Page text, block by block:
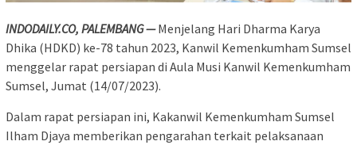
INDODAILY.CO, PALEMBANG — Menjelang Hari Dharma Karya
Dhika (HDKD) ke-78 tahun 2023, Kanwil Kemenkumham Sumsel
menggelar rapat persiapan di Aula Musi Kanwil Kemenkumham
Sumsel, Jumat (14/07/2023).
Dalam rapat persiapan ini, Kakanwil Kemenkumham Sumsel
Ilham Djaya memberikan pengarahan terkait pelaksanaan